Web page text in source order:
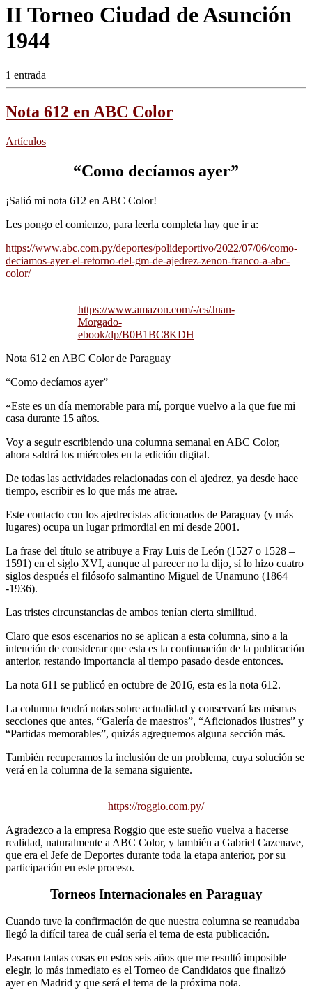
II Torneo Ciudad de Asunción
1944
1 entrada
Nota 612 en ABC Color
Artículos
“Como decíamos ayer”
¡Salió mi nota 612 en ABC Color!
Les pongo el comienzo, para leerla completa hay que ir a:
https://www.abc.com.py/deportes/polideportivo/2022/07/06/como-
deciamos-ayer-el-retorno-del-gm-de-ajedrez-zenon-franco-a-abc-
color/
https://www.amazon.com/-/es/Juan-
Morgado-
ebook/dp/B0B1BC8KDH
Nota 612 en ABC Color de Paraguay
“Como decíamos ayer”
«Este es un día memorable para mí, porque vuelvo a la que fue mi
casa durante 15 años.
Voy a seguir escribiendo una columna semanal en ABC Color,
ahora saldrá los miércoles en la edición digital.
De todas las actividades relacionadas con el ajedrez, ya desde hace
tiempo, escribir es lo que más me atrae.
Este contacto con los ajedrecistas aficionados de Paraguay (y más
lugares) ocupa un lugar primordial en mí desde 2001.
La frase del título se atribuye a Fray Luis de León (1527 o 1528 –
1591) en el siglo XVI, aunque al parecer no la dijo, sí lo hizo cuatro
siglos después el filósofo salmantino Miguel de Unamuno (1864
-1936).
Las tristes circunstancias de ambos tenían cierta similitud.
Claro que esos escenarios no se aplican a esta columna, sino a la
intención de considerar que esta es la continuación de la publicación
anterior, restando importancia al tiempo pasado desde entonces.
La nota 611 se publicó en octubre de 2016, esta es la nota 612.
La columna tendrá notas sobre actualidad y conservará las mismas
secciones que antes, “Galería de maestros”, “Aficionados ilustres” y
“Partidas memorables”, quizás agreguemos alguna sección más.
También recuperamos la inclusión de un problema, cuya solución se
verá en la columna de la semana siguiente.
https://roggio.com.py/
Agradezco a la empresa Roggio que este sueño vuelva a hacerse
realidad, naturalmente a ABC Color, y también a Gabriel Cazenave,
que era el Jefe de Deportes durante toda la etapa anterior, por su
participación en este proceso.
Torneos Internacionales en Paraguay
Cuando tuve la confirmación de que nuestra columna se reanudaba
llegó la difícil tarea de cuál sería el tema de esta publicación.
Pasaron tantas cosas en estos seis años que me resultó imposible
elegir, lo más inmediato es el Torneo de Candidatos que finalizó
ayer en Madrid y que será el tema de la próxima nota.